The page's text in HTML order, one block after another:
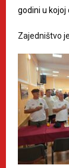
godini u kojoj
Zajedništvo